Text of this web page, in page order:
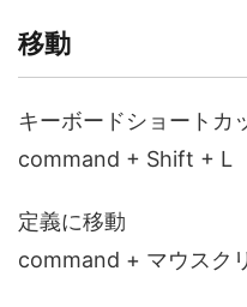
移動
キーボードショートカ
command + Shift + L
定義に移動
command + マウスク